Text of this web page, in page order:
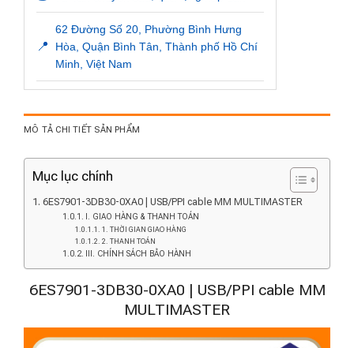
📍
62 Đường Số 20, Phường Bình Hưng
Hòa, Quận Bình Tân, Thành phố Hồ Chí
Minh, Việt Nam
MÔ TẢ CHI TIẾT SẢN PHẨM
Mục lục chính
6ES7901-3DB30-0XA0 | USB/PPI cable MM MULTIMASTER
I. GIAO HÀNG & THANH TOÁN
1. THỜI GIAN GIAO HÀNG
2. THANH TOÁN
III. CHÍNH SÁCH BẢO HÀNH
6ES7901-3DB30-0XA0 | USB/PPI cable MM
MULTIMASTER